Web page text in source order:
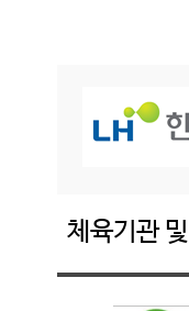
체육기관 및